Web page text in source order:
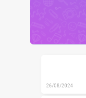
26/08/2024